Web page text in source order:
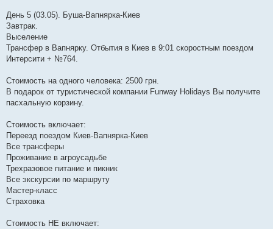
День 5 (03.05). Буша-Вапнярка-Киев
Завтрак.
Выселение
Трансфер в Вапнярку. Отбытия в Киев в 9:01 скоростным поездом
Интерсити + №764.
Стоимость на одного человека: 2500 грн.
В подарок от туристической компании Funway Holidays Вы получите
пасхальную корзину.
Стоимость включает:
Переезд поездом Киев-Вапнярка-Киев
Все трансферы
Проживание в агроусадьбе
Трехразовое питание и пикник
Все экскурсии по маршруту
Мастер-класс
Страховка
Стоимость НЕ включает: